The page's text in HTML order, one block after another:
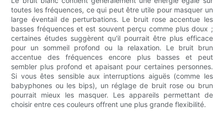
toutes les fréquences, ce qui peut être utile pour masquer un
large éventail de perturbations. Le bruit rose accentue les
basses fréquences et est souvent perçu comme plus doux ;
certaines études suggèrent qu'il pourrait être plus efficace
pour un sommeil profond ou la relaxation. Le bruit brun
accentue des fréquences encore plus basses et peut
sembler plus profond et apaisant pour certaines personnes.
Si vous êtes sensible aux interruptions aiguës (comme les
babyphones ou les bips), un réglage de bruit rose ou brun
pourrait mieux les masquer. Les appareils permettant de
choisir entre ces couleurs offrent une plus grande flexibilité.